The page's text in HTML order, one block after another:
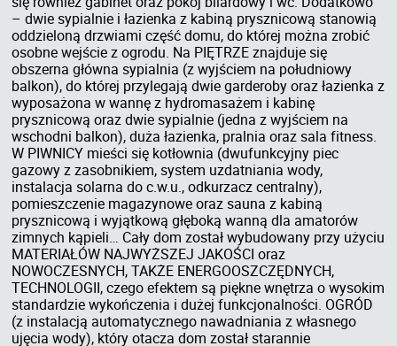
– dwie sypialnie i łazienka z kabiną prysznicową stanowią
oddzieloną drzwiami część domu, do której można zrobić
osobne wejście z ogrodu. Na PIĘTRZE znajduje się
obszerna główna sypialnia (z wyjściem na południowy
balkon), do której przylegają dwie garderoby oraz łazienka z
wyposażona w wannę z hydromasażem i kabinę
prysznicową oraz dwie sypialnie (jedna z wyjściem na
wschodni balkon), duża łazienka, pralnia oraz sala fitness.
W PIWNICY mieści się kotłownia (dwufunkcyjny piec
gazowy z zasobnikiem, system uzdatniania wody,
instalacja solarna do c.w.u., odkurzacz centralny),
pomieszczenie magazynowe oraz sauna z kabiną
prysznicową i wyjątkową głęboką wanną dla amatorów
zimnych kąpieli… Cały dom został wybudowany przy użyciu
MATERIAŁÓW NAJWYŻSZEJ JAKOŚCI oraz
NOWOCZESNYCH, TAKŻE ENERGOOSZCZĘDNYCH,
TECHNOLOGII, czego efektem są piękne wnętrza o wysokim
standardzie wykończenia i dużej funkcjonalności. OGRÓD
(z instalacją automatycznego nawadniania z własnego
ujęcia wody), który otacza dom został starannie